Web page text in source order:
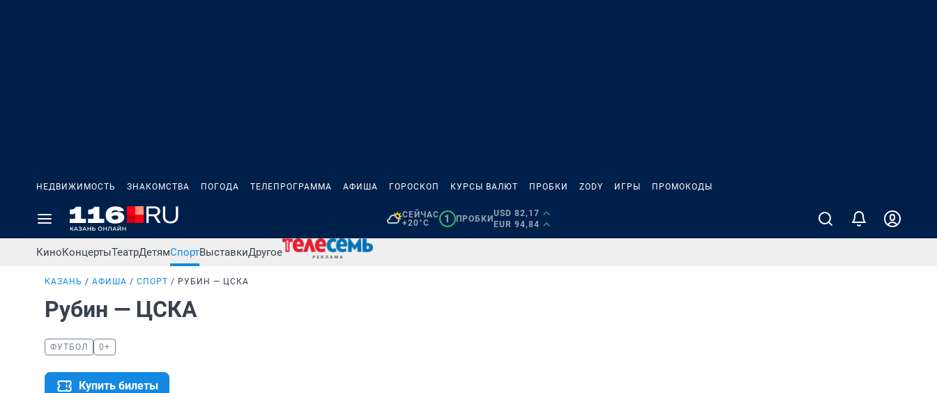
НЕДВИЖИМОСТЬ ЗНАКОМСТВА ПОГОДА ТЕЛЕПРОГРАММА АФИША ГОРОСКОП КУРСЫ ВАЛЮТ ПРОБКИ ZODY ИГРЫ ПРОМОКОДЫ
СЕЙЧАС
+20°C
1 ПРОБКИ
USD 82,17
EUR 94,84
КиноКонцертыТеатрДетямСпортВыставкиДругое
КАЗАНЬ АФИША СПОРТ РУБИН — ЦСКА
Рубин — ЦСКА
ФУТБОЛ 0+
Купить билеты